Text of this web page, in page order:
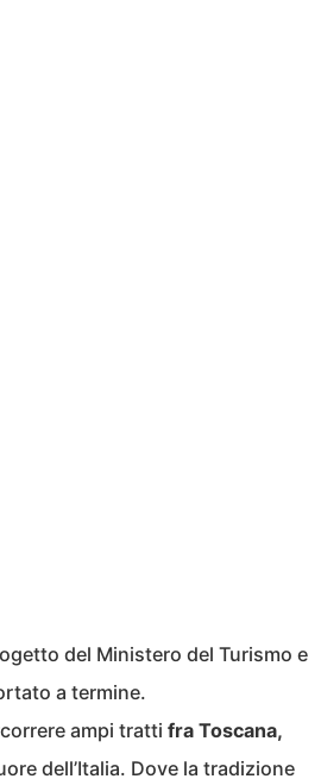
del Ministero del Turismo e
a termine.
ampi tratti fra Toscana,
dell’Italia. Dove la tradizione